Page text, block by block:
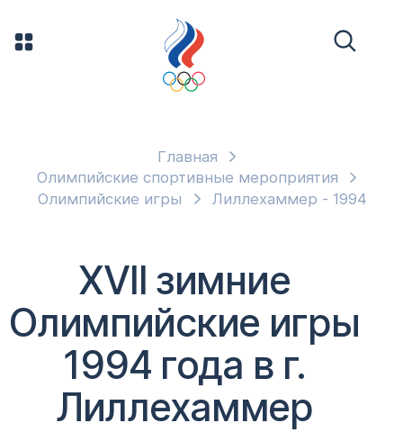
Главная
Олимпийские спортивные мероприятия
Олимпийские игры
Лиллехаммер - 1994
XVII зимние
Олимпийские игры
1994 года в г.
Лиллехаммер